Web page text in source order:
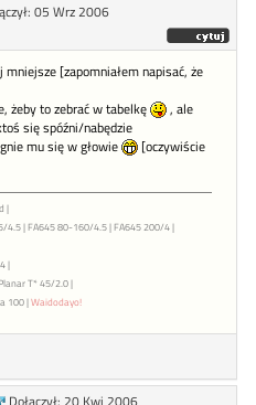
05 Wrz 2006
[zapomniałem napisać, że
żeby to zebrać w tabelkę
, ale
się spóźni/nabędzie
mu się w głowie
[oczywiście
|
4.5 | FA645 80-160/4.5 | FA645 200/4 |
|
T* 45/2.0 |
100 |Waidodayo!